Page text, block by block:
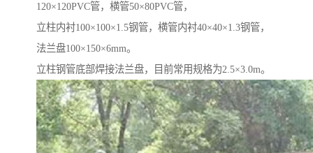
120×120PVC管，横管50×80PVC管，
立柱内衬100×100×1.5钢管，横管内衬40×40×1.3钢管，
法兰盘100×150×6mm。
立柱钢管底部焊接法兰盘，目前常用规格为2.5×3.0m。